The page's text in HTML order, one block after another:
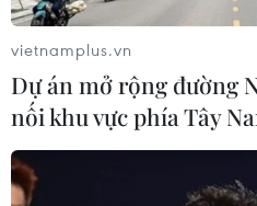
vietnamplus.vn
Dự án mở rộng đường
nối khu vực phía Tây